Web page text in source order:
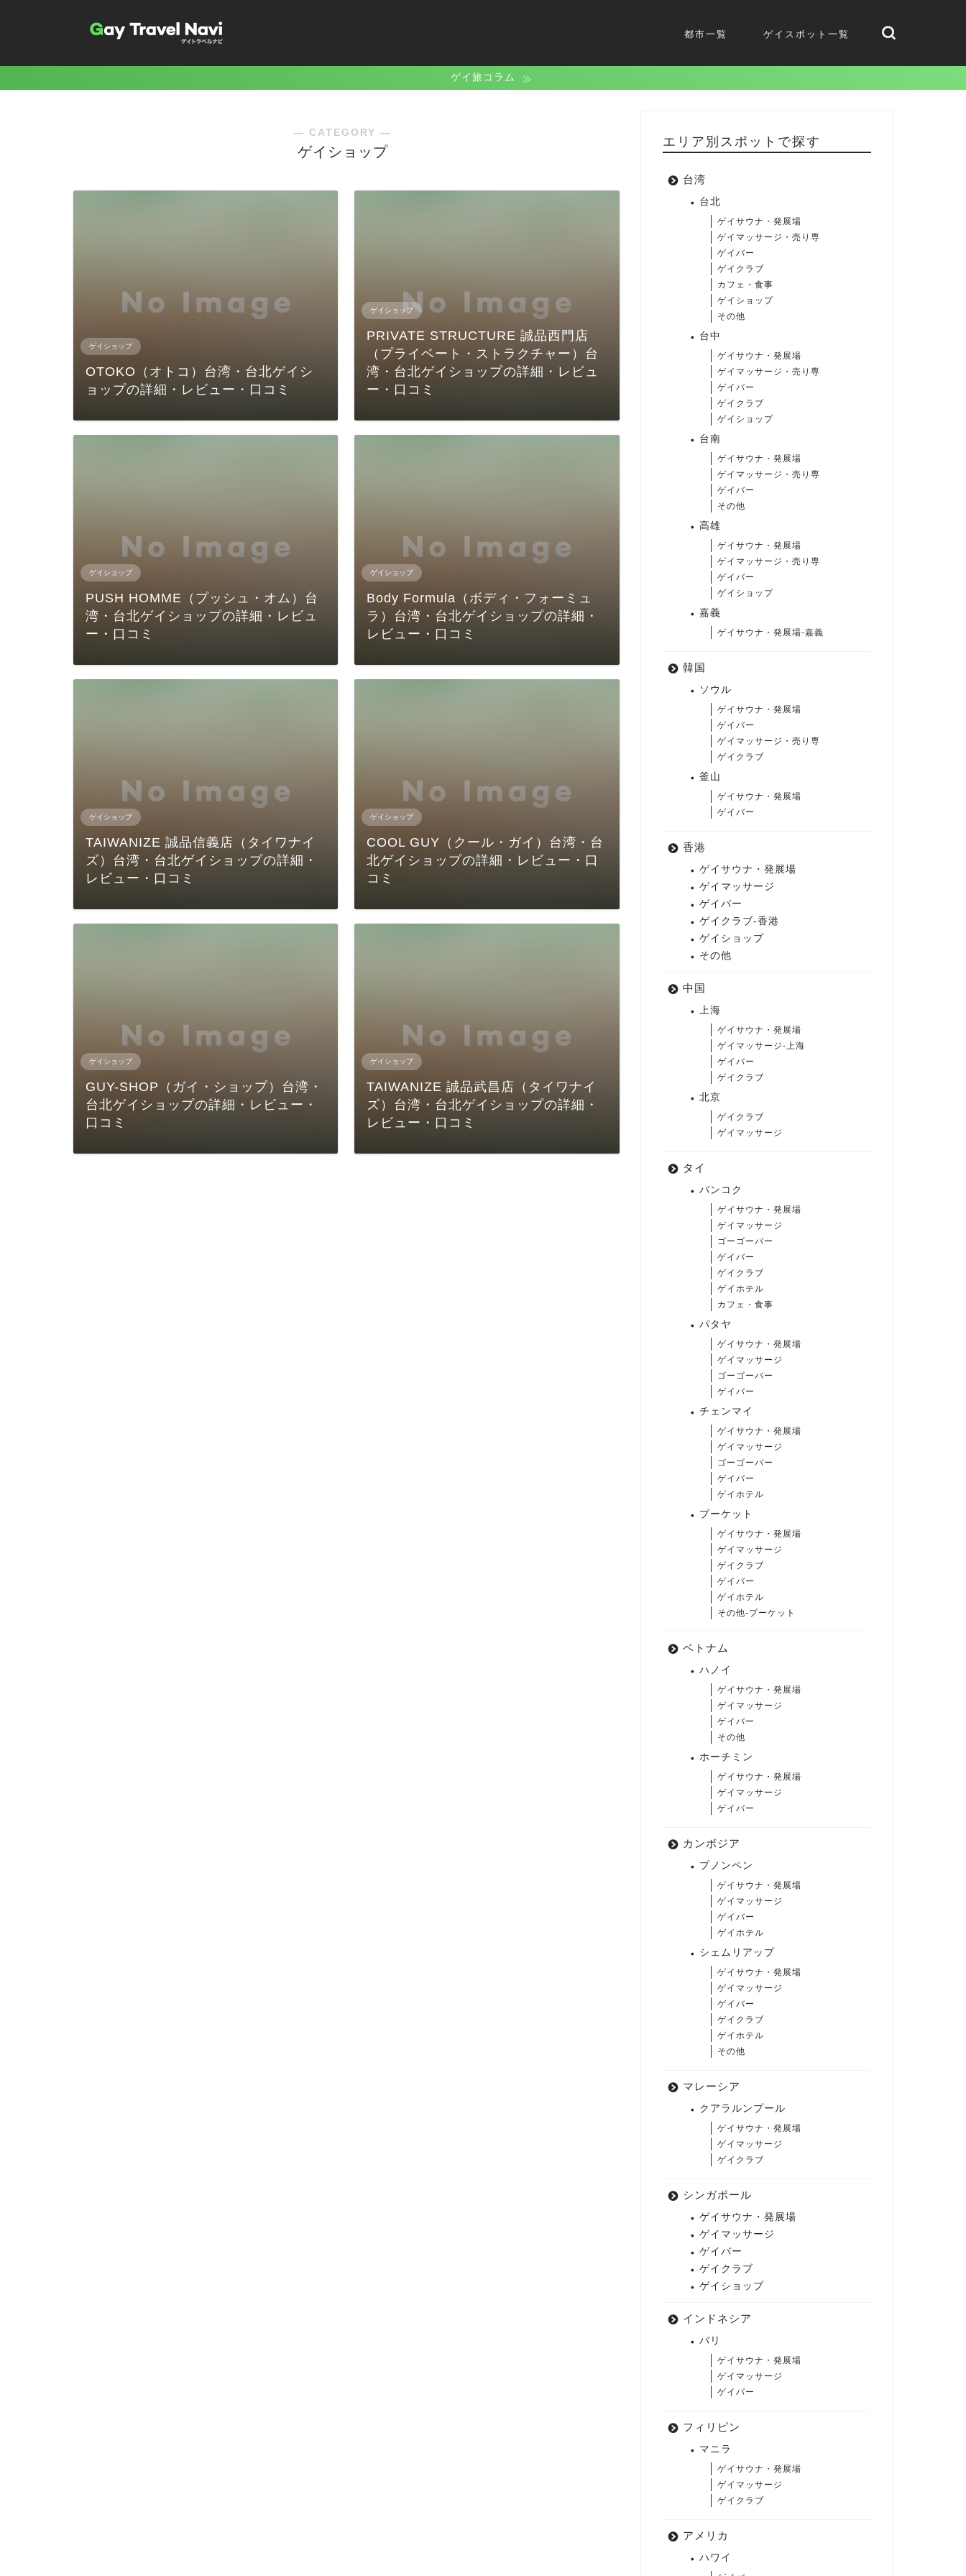
都市一覧 ゲイスポット一覧
ゲイ旅コラム
― CATEGORY ―
ゲイショップ
ゲイショップ
OTOKO（オトコ）台湾・台北ゲイシ
ョップの詳細・レビュー・口コミ
ゲイショップ
PRIVATE STRUCTURE 誠品西門店
（プライベート・ストラクチャー）台
湾・台北ゲイショップの詳細・レビュ
ー・口コミ
ゲイショップ
PUSH HOMME（プッシュ・オム）台
湾・台北ゲイショップの詳細・レビュ
ー・口コミ
ゲイショップ
Body Formula（ボディ・フォーミュ
ラ）台湾・台北ゲイショップの詳細・
レビュー・口コミ
ゲイショップ
TAIWANIZE 誠品信義店（タイワナイ
ズ）台湾・台北ゲイショップの詳細・
レビュー・口コミ
ゲイショップ
COOL GUY（クール・ガイ）台湾・台
北ゲイショップの詳細・レビュー・口
コミ
ゲイショップ
GUY-SHOP（ガイ・ショップ）台湾・
台北ゲイショップの詳細・レビュー・
口コミ
ゲイショップ
TAIWANIZE 誠品武昌店（タイワナイ
ズ）台湾・台北ゲイショップの詳細・
レビュー・口コミ
エリア別スポットで探す
台湾
台北
ゲイサウナ・発展場
ゲイマッサージ・売り専
ゲイバー
ゲイクラブ
カフェ・食事
ゲイショップ
その他
台中
ゲイサウナ・発展場
ゲイマッサージ・売り専
ゲイバー
ゲイクラブ
ゲイショップ
台南
ゲイサウナ・発展場
ゲイマッサージ・売り専
ゲイバー
その他
高雄
ゲイサウナ・発展場
ゲイマッサージ・売り専
ゲイバー
ゲイショップ
嘉義
ゲイサウナ・発展場-嘉義
韓国
ソウル
ゲイサウナ・発展場
ゲイバー
ゲイマッサージ・売り専
ゲイクラブ
釜山
ゲイサウナ・発展場
ゲイバー
香港
ゲイサウナ・発展場
ゲイマッサージ
ゲイバー
ゲイクラブ-香港
ゲイショップ
その他
中国
上海
ゲイサウナ・発展場
ゲイマッサージ-上海
ゲイバー
ゲイクラブ
北京
ゲイクラブ
ゲイマッサージ
タイ
バンコク
ゲイサウナ・発展場
ゲイマッサージ
ゴーゴーバー
ゲイバー
ゲイクラブ
ゲイホテル
カフェ・食事
パタヤ
ゲイサウナ・発展場
ゲイマッサージ
ゴーゴーバー
ゲイバー
チェンマイ
ゲイサウナ・発展場
ゲイマッサージ
ゴーゴーバー
ゲイバー
ゲイホテル
プーケット
ゲイサウナ・発展場
ゲイマッサージ
ゲイクラブ
ゲイバー
ゲイホテル
その他-プーケット
ベトナム
ハノイ
ゲイサウナ・発展場
ゲイマッサージ
ゲイバー
その他
ホーチミン
ゲイサウナ・発展場
ゲイマッサージ
ゲイバー
カンボジア
プノンペン
ゲイサウナ・発展場
ゲイマッサージ
ゲイバー
ゲイホテル
シェムリアップ
ゲイサウナ・発展場
ゲイマッサージ
ゲイバー
ゲイクラブ
ゲイホテル
その他
マレーシア
クアラルンプール
ゲイサウナ・発展場
ゲイマッサージ
ゲイクラブ
シンガポール
ゲイサウナ・発展場
ゲイマッサージ
ゲイバー
ゲイクラブ
ゲイショップ
インドネシア
バリ
ゲイサウナ・発展場
ゲイマッサージ
ゲイバー
フィリピン
マニラ
ゲイサウナ・発展場
ゲイマッサージ
ゲイクラブ
アメリカ
ハワイ